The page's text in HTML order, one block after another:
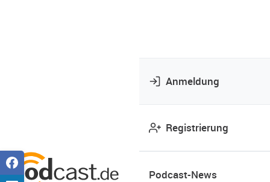
Anmeldung
Registrierung
Podcast-News